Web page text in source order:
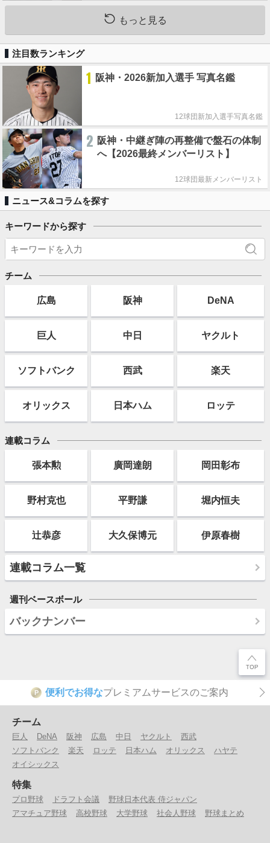
もっと見る
注目数ランキング
1 阪神・2026新加入選手 写真名鑑
12球団新加入選手写真名鑑
2 阪神・中継ぎ陣の再整備で盤石の体制
へ【2026最終メンバーリスト】
12球団最新メンバーリスト
ニュース&コラムを探す
キーワードから探す
チーム
広島 阪神 DeNA
巨人 中日 ヤクルト
ソフトバンク 西武 楽天
オリックス 日本ハム ロッテ
連載コラム
張本勲 廣岡達朗 岡田彰布
野村克也 平野謙 堀内恒夫
辻恭彦 大久保博元 伊原春樹
連載コラム一覧
週刊ベースボール
バックナンバー
P 便利でお得なプレミアムサービスのご案内
チーム
巨人 DeNA 阪神 広島 中日 ヤクルト
西武
ソフトバンク
楽天 ロッテ 日本ハム オリックス
ハヤテ
オイシックス
特集
プロ野球 ドラフト会議
野球日本代表 侍ジャパン
アマチュア野球
高校野球 大学野球 社会人野球 野球まとめ